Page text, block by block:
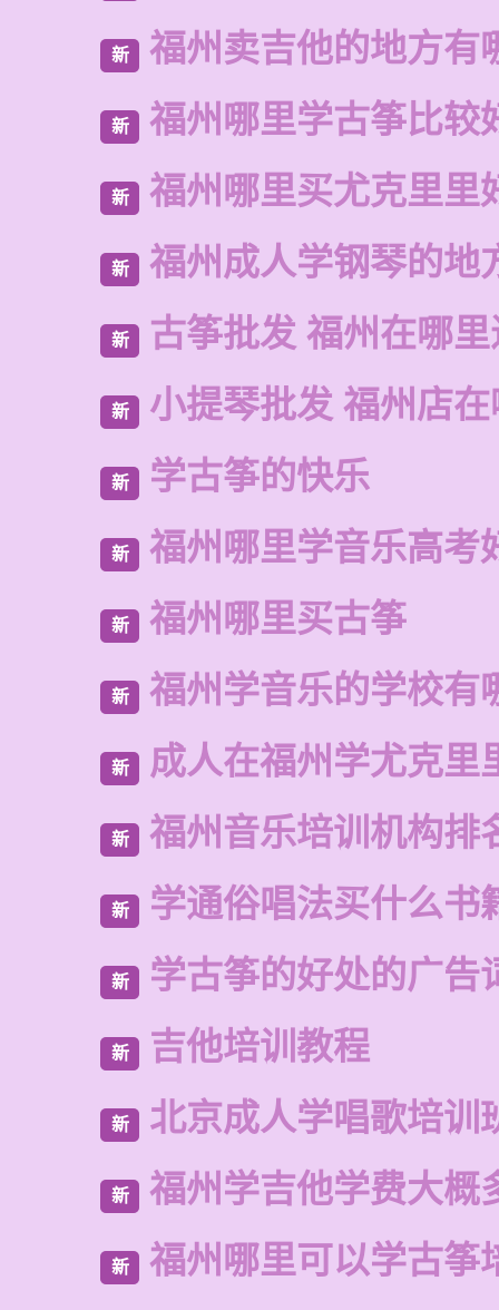
新 福州卖吉他的地方有
新 福州哪里学古筝比较
新 福州哪里买尤克里里
新 福州成人学钢琴的地
新 古筝批发 福州在哪
新 小提琴批发 福州店
新 学古筝的快乐
新 福州哪里学音乐高考
新 福州哪里买古筝
新 福州学音乐的学校有
新 成人在福州学尤克里
新 福州音乐培训机构排
新 学通俗唱法买什么书
新 学古筝的好处的广告
新 吉他培训教程
新 北京成人学唱歌培训
新 福州学吉他学费大概
新 福州哪里可以学古筝